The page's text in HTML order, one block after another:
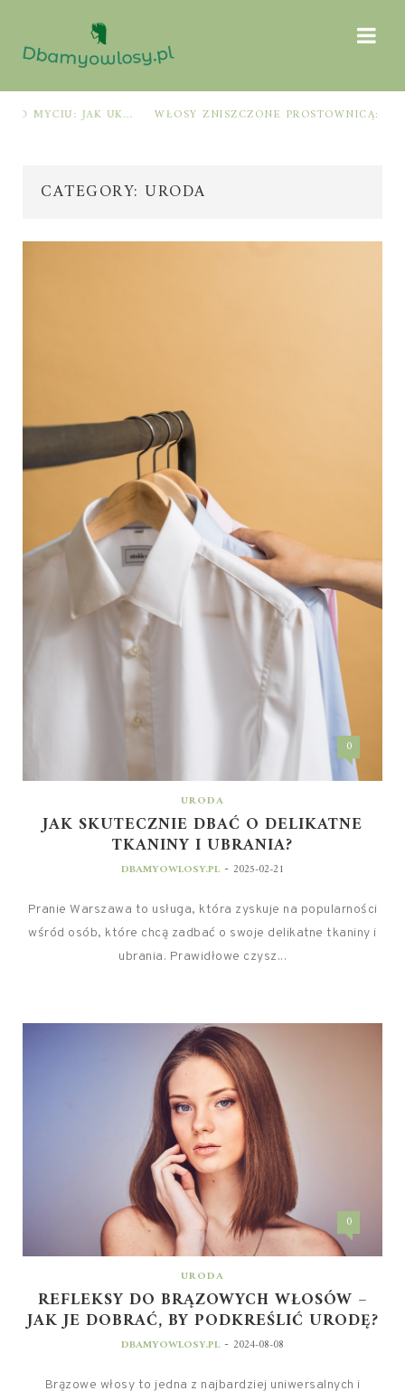
WŁOSY ZNISZCZONE PROSTOWNICĄ: JAK OGRANICZYĆ ŁAMLIWOŚĆ I PRZYWRÓCIĆ MIĘKKOŚĆ KROK PO KROKU
CATEGORY: URODA
0
URODA
JAK SKUTECZNIE DBAĆ O DELIKATNE
TKANINY I UBRANIA?
DBAMYOWLOSY.PL - 2025-02-21
Pranie Warszawa to usługa, która zyskuje na popularności
wśród osób, które chcą zadbać o swoje delikatne tkaniny i
ubrania. Prawidłowe czysz...
0
URODA
REFLEKSY DO BRĄZOWYCH WŁOSÓW –
JAK JE DOBRAĆ, BY PODKREŚLIĆ URODĘ?
DBAMYOWLOSY.PL - 2024-08-08
Brązowe włosy to jedna z najbardziej uniwersalnych i